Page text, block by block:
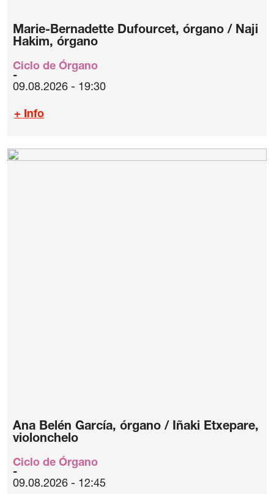
Marie-Bernadette Dufourcet, órgano / Naji
Hakim, órgano
Ciclo de Órgano
09.08.2026 - 19:30
+ Info
Ana Belén García, órgano / Iñaki Etxepare,
violonchelo
Ciclo de Órgano
09.08.2026 - 12:45